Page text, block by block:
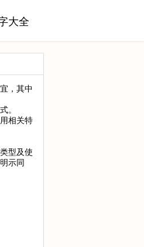
大全
，其中
。
相关特
型及使
示同